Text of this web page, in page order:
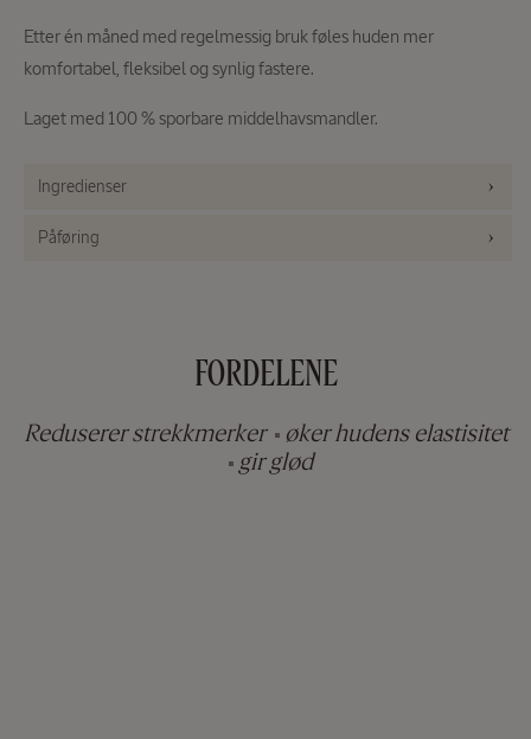
Etter én måned med regelmessig bruk føles huden mer
komfortabel, fleksibel og synlig fastere.
Laget med 100 % sporbare middelhavsmandler.
Ingredienser
Påføring
FORDELENE
Reduserer strekkmerker øker hudens elastisitet
gir glød